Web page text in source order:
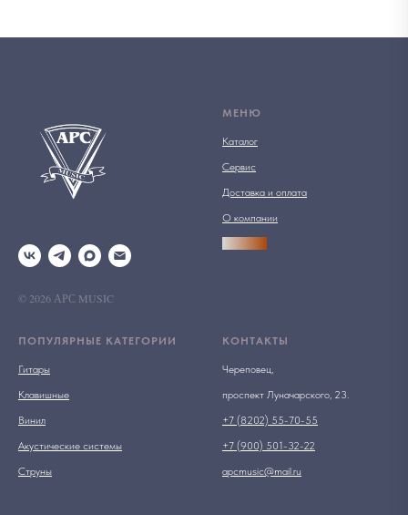
© 2026 АРС MUSIC
МЕНЮ
Каталог
Сервис
Доставка и оплата
О компании
ПОПУЛЯРНЫЕ КАТЕГОРИИ
Гитары
Клавишные
Винил
Акустические системы
Струны
КОНТАКТЫ
Череповец,
проспект Луначарского, 23.
+7 (8202) 55-70-55
+7 (900) 501-32-22
apcmusic@mail.ru